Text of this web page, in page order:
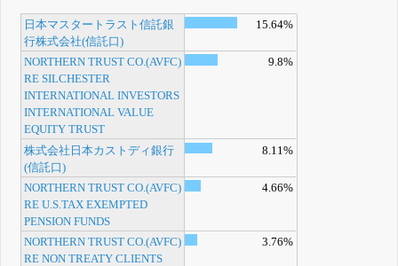
日本マスタートラスト信託銀
行株式会社(信託口)
15.64%
NORTHERN TRUST CO.(AVFC)
RE SILCHESTER
INTERNATIONAL INVESTORS
INTERNATIONAL VALUE
EQUITY TRUST
9.8%
株式会社日本カストディ銀行
(信託口)
8.11%
NORTHERN TRUST CO.(AVFC)
RE U.S.TAX EXEMPTED
PENSION FUNDS
4.66%
NORTHERN TRUST CO.(AVFC)
RE NON TREATY CLIENTS
3.76%